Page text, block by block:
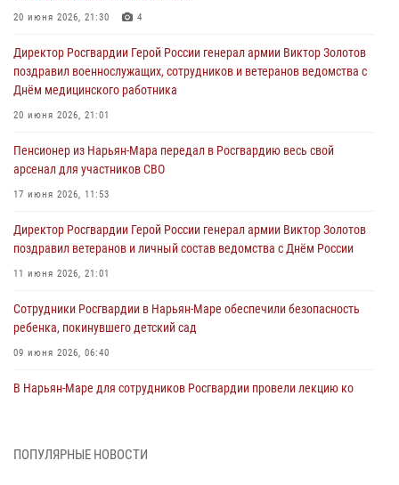
20 июня 2026, 21:30 4
Директор Росгвардии Герой России генерал армии Виктор Золотов
поздравил военнослужащих, сотрудников и ветеранов ведомства с
Днём медицинского работника
20 июня 2026, 21:01
Пенсионер из Нарьян-Мара передал в Росгвардию весь свой
арсенал для участников СВО
17 июня 2026, 11:53
Директор Росгвардии Герой России генерал армии Виктор Золотов
поздравил ветеранов и личный состав ведомства с Днём России
11 июня 2026, 21:01
Сотрудники Росгвардии в Нарьян-Маре обеспечили безопасность
ребенка, покинувшего детский сад
09 июня 2026, 06:40
В Нарьян-Маре для сотрудников Росгвардии провели лекцию ко
ПОПУЛЯРНЫЕ НОВОСТИ